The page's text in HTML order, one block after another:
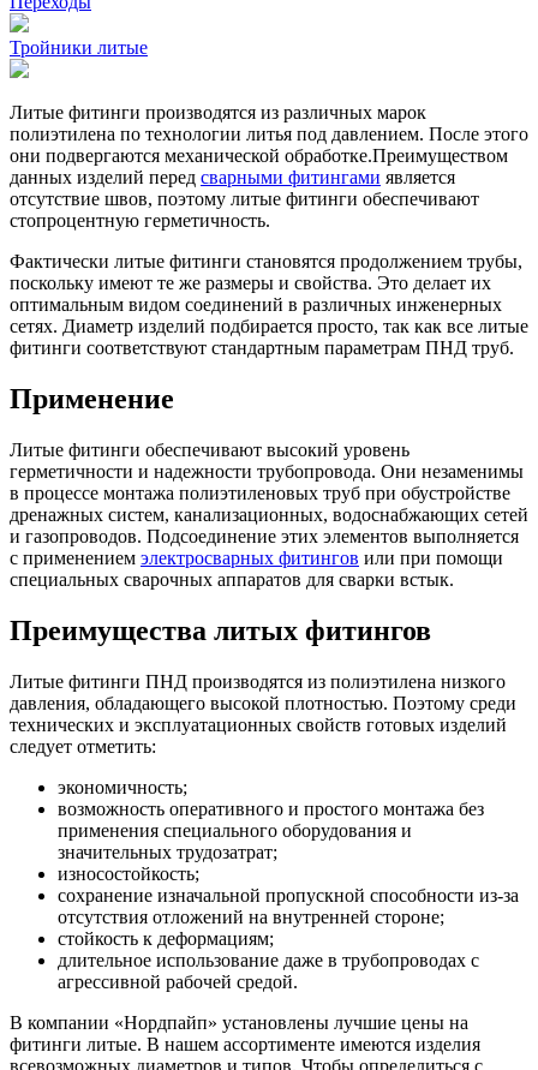
Тройники литые
Литые фитинги производятся из различных марок
полиэтилена по технологии литья под давлением. После этого
они подвергаются механической обработке.Преимуществом
данных изделий перед сварными фитингами является
отсутствие швов, поэтому литые фитинги обеспечивают
стопроцентную герметичность.
Фактически литые фитинги становятся продолжением трубы,
поскольку имеют те же размеры и свойства. Это делает их
оптимальным видом соединений в различных инженерных
сетях. Диаметр изделий подбирается просто, так как все литые
фитинги соответствуют стандартным параметрам ПНД труб.
Применение
Литые фитинги обеспечивают высокий уровень
герметичности и надежности трубопровода. Они незаменимы
в процессе монтажа полиэтиленовых труб при обустройстве
дренажных систем, канализационных, водоснабжающих сетей
и газопроводов. Подсоединение этих элементов выполняется
с применением электросварных фитингов или при помощи
специальных сварочных аппаратов для сварки встык.
Преимущества литых фитингов
Литые фитинги ПНД производятся из полиэтилена низкого
давления, обладающего высокой плотностью. Поэтому среди
технических и эксплуатационных свойств готовых изделий
следует отметить:
экономичность;
возможность оперативного и простого монтажа без
применения специального оборудования и
значительных трудозатрат;
износостойкость;
сохранение изначальной пропускной способности из-за
отсутствия отложений на внутренней стороне;
стойкость к деформациям;
длительное использование даже в трубопроводах с
агрессивной рабочей средой.
В компании «Нордпайп» установлены лучшие цены на
фитинги литые. В нашем ассортименте имеются изделия
всевозможных диаметров и типов. Чтобы определиться с